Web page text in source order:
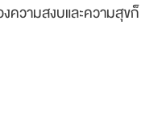
ความสงบและความสุขก็